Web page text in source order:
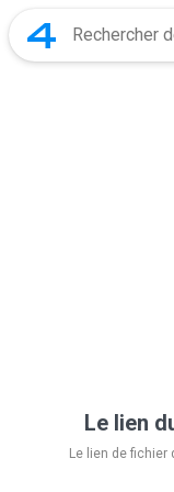
Le lien
Le lien de fichier